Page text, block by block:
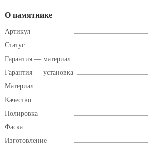
О памятнике
Артикул
Статус
Гарантия — материал
Гарантия — установка
Материал
Качество
Полировка
Фаска
Изготовление